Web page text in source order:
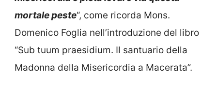
mortale peste“, come ricorda Mons.
Domenico Foglia nell’introduzione del libro
“Sub tuum praesidium. Il santuario della
Madonna della Misericordia a Macerata”.